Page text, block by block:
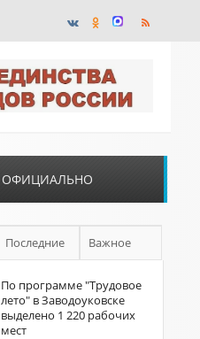
ОФИЦИАЛЬНО
Последние Важное
По программе "Трудовое
лето" в Заводоуковске
выделено 1 220 рабочих
мест